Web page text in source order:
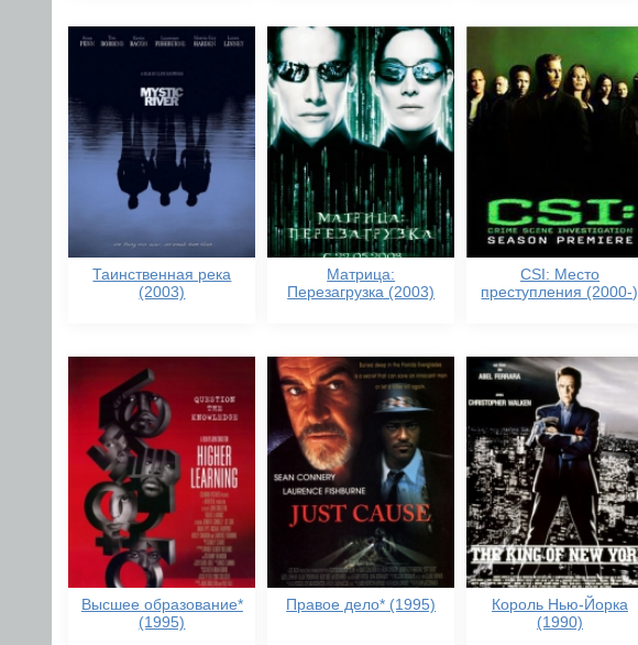
Таинственная река
(2003)
Матрица:
Перезагрузка (2003)
CSI: Место
преступления (2000-)
Высшее образование*
(1995)
Правое дело* (1995)
Король Нью-Йорка
(1990)